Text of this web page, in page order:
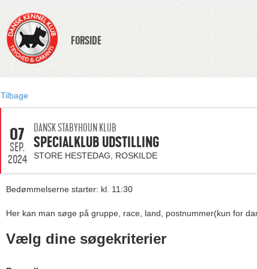
FORSIDE
Tilbage
07
SEP.
2024
DANSK STABYHOUN KLUB
SPECIALKLUB UDSTILLING
STORE HESTEDAG, ROSKILDE
Bedømmelserne starter: kl. 11:30
Her kan man søge på gruppe, race, land, postnummer(kun for
Vælg dine søgekriterier